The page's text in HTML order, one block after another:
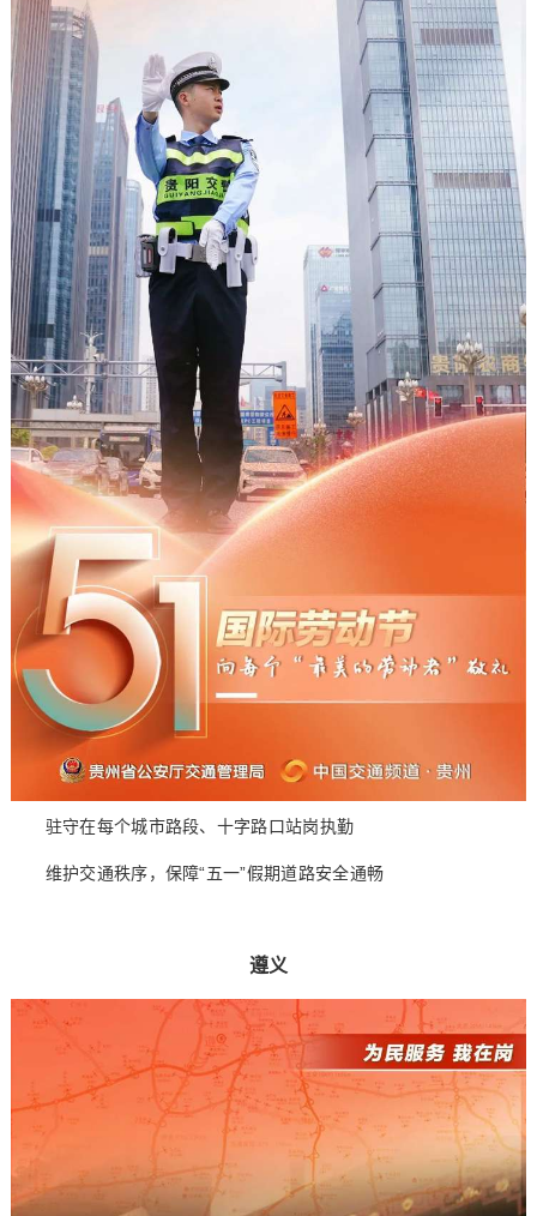
驻守在每个城市路段、十字路口站岗执勤
维护交通秩序，保障“五一”假期道路安全通畅
遵义